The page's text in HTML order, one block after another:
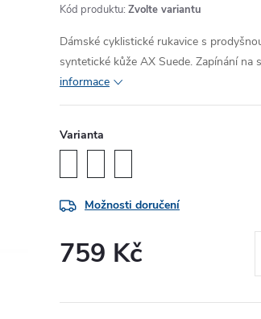
Kód produktu: Zvolte variantu
Dámské cyklistické rukavice s
syntetické kůže AX Suede. Zapínání
informace
Varianta
Možnosti doručení
759 Kč